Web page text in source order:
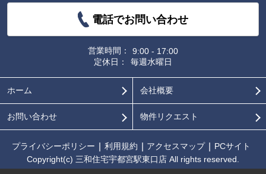
電話でお問い合わせ
営業時間：
9:00 - 17:00
定休日：
毎週水曜日
ホーム 会社概要
お問い合わせ 物件リクエスト
プライバシーポリシー 利用規約 アクセスマップ
PCサイト
Copyright(c) 三和住宅宇都宮駅東口店 All rights reserved.